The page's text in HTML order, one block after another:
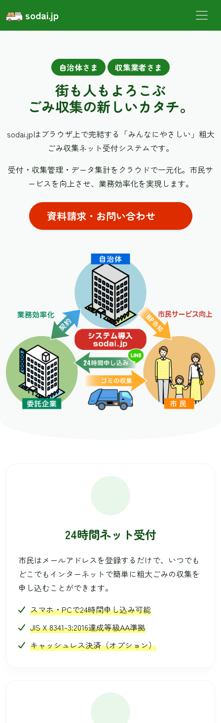
sodai.jp
自治体さま 収集業者さま
街も人もよろこぶ
ごみ収集の新しいカタチ。
sodai.jpはブラウザ上で完結する「みんなにやさしい」 粗大
ごみ収集ネット受付システムです。
受付・収集管理・データ集計をクラウドで一元化。 市民サ
ービスを向上させ、業務効率化を実現します。
資料請求・お問い合わせ
24時間ネット受付
市民はメールアドレスを登録するだけで、いつでも
どこでもインターネットで簡単に粗大ごみの収集を
申し込むことができます。
スマホ・PCで24時間申し込み可能
JIS X 8341-3:2016達成等級AA準拠
キャッシュレス決済（オプション）